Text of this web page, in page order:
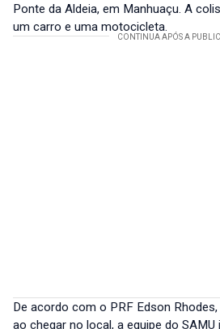
Ponte da Aldeia, em Manhuaçu. A
um carro e uma motocicleta.
De acordo com o PRF Edson
ao chegar no local, a equipe do SAMU